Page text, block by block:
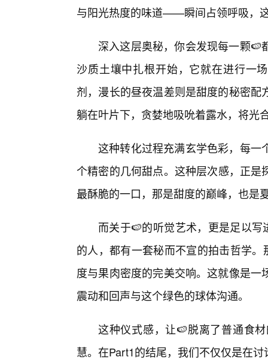
与阳光热度的味道——瞬间占领呼吸，
深入这层奥秘，你会发现每一颗
沙质土壤中扎根开始，它就在进行一
剂，漫长的昼夜温差则是甜度的秘密
躺在叶片下，贪婪地吸吮着露水，将光
这种转化过程充满玄学色彩，每一
个精密的几何甜点。这种层次感，正
最酥脆的一口，那是甜度的巅峰，也是
而关于🍉的听觉艺术，更是足以写
的人，都有一套秘而不宣的拍击哲学
度与果肉密度的完美交响。这就像是
震动和回声与这个绿色的球体沟通。
这种仪式感，让🍉脱离了普通食
慧。在Part1的结尾，我们不仅仅是在